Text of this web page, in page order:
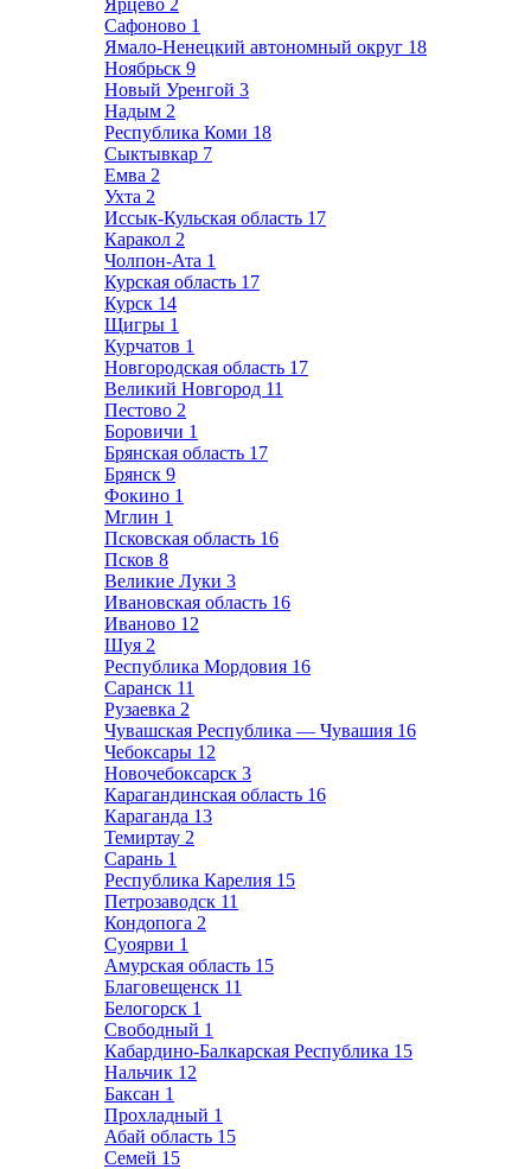
Ярцево 2
Сафоново 1
Ямало-Ненецкий автономный округ 18
Ноябрьск 9
Новый Уренгой 3
Надым 2
Республика Коми 18
Сыктывкар 7
Емва 2
Ухта 2
Иссык-Кульская область 17
Каракол 2
Чолпон-Ата 1
Курская область 17
Курск 14
Щигры 1
Курчатов 1
Новгородская область 17
Великий Новгород 11
Пестово 2
Боровичи 1
Брянская область 17
Брянск 9
Фокино 1
Мглин 1
Псковская область 16
Псков 8
Великие Луки 3
Ивановская область 16
Иваново 12
Шуя 2
Республика Мордовия 16
Саранск 11
Рузаевка 2
Чувашская Республика — Чувашия 16
Чебоксары 12
Новочебоксарск 3
Карагандинская область 16
Караганда 13
Темиртау 2
Сарань 1
Республика Карелия 15
Петрозаводск 11
Кондопога 2
Суоярви 1
Амурская область 15
Благовещенск 11
Белогорск 1
Свободный 1
Кабардино-Балкарская Республика 15
Нальчик 12
Баксан 1
Прохладный 1
Абай область 15
Семей 15